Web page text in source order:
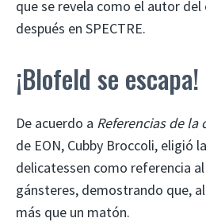
que se revela como el autor
después en SPECTRE.
¡Blofeld se escapa!
De acuerdo a Referencias de la
de EON, Cubby Broccoli, eligió
delicatessen como referencia
gánsteres, demostrando que,
más que un matón.